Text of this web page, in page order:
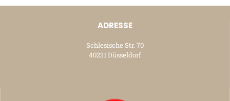
ADRESSE
Schlesische Str. 70
40231 Düsseldorf